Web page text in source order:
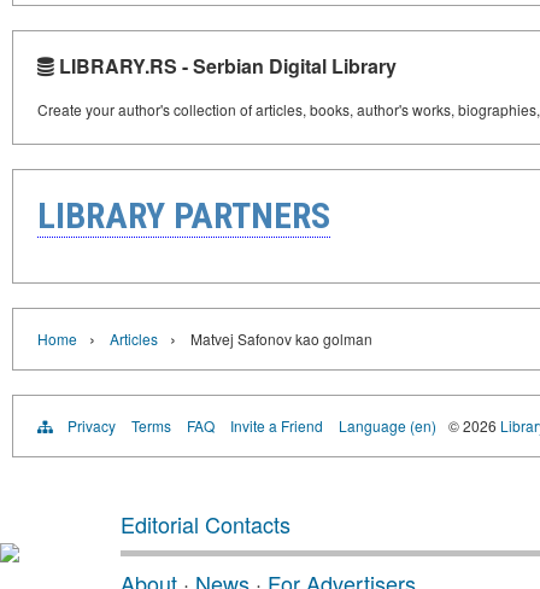
LIBRARY.RS - Serbian Digital Library
Create your author's collection of articles, books, author's works,
LIBRARY PARTNERS
Home › Articles › Matvej Safonov kao golman
Privacy Terms FAQ Invite a Friend Language (en) © 2026
Editorial Contacts